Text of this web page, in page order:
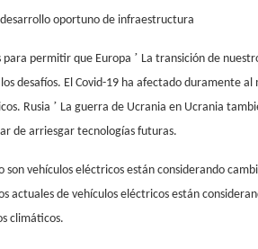
oportuno de infraestructura
para permitir que Europa ’ La transición de
desafíos. El Covid-19 ha afectado duramente
Rusia ’ La guerra de Ucrania en Ucrania
de arriesgar tecnologías futuras.
vehículos eléctricos están considerando
actuales de vehículos eléctricos están
climáticos.